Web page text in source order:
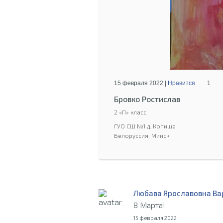
15 февраля 2022 | Нравится 1
Бровко Ростислав
2 «П» класс
ГУО СШ №1 д. Копище
Белоруссия, Минск
Любава Ярославовна
8 Марта!
15 февраля 2022